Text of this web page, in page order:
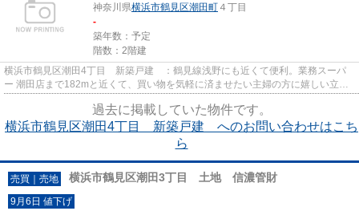
神奈川県横浜市鶴見区潮田町 ４丁目
-
築年数：予定
階数：2階建
横浜市鶴見区潮田4丁目 新築戸建 ：鶴見線浅野にも近くて便利。業務スーパ
ー 潮田店まで182mと近くて、買い物を気軽に済ませたい主婦の方に嬉しい立地
過去に掲載していた物件です。
横浜市鶴見区潮田4丁目 新築戸建 へのお問い合わせはこち
ら
売買｜売地 横浜市鶴見区潮田3丁目 土地 信濃管財
9月6日 値下げ